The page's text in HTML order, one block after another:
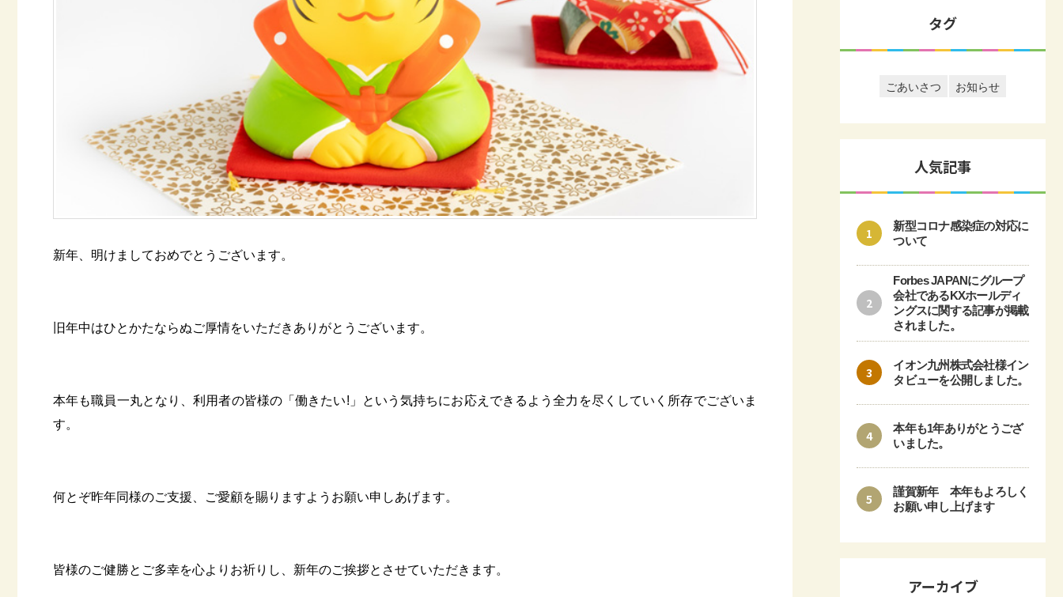
新年、明けましておめでとうございます。
旧年中はひとかたならぬご厚情をいただきありがとうございます。
本年も職員一丸となり、利用者の皆様の「働きたい!」という気持ちにお応えできるよう全力を尽くしていく所存でございま
す。
何とぞ昨年同様のご支援、ご愛顧を賜りますようお願い申しあげます。
皆様のご健勝とご多幸を心よりお祈りし、新年のご挨拶とさせていただきます。
タグ
ごあいさつ お知らせ
人気記事
1
新型コロナ感染症の対応に
ついて
2
Forbes JAPANにグループ
会社であるKXホールディ
ングスに関する記事が掲載
されました。
3
イオン九州株式会社様イン
タビューを公開しました。
4
本年も1年ありがとうござ
いました。
5
謹賀新年 本年もよろしく
お願い申し上げます
アーカイブ